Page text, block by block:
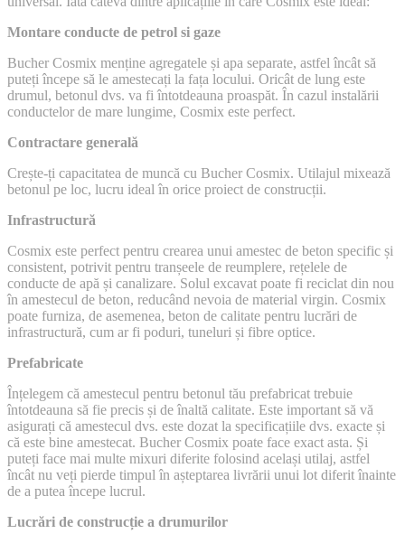
Montare conducte de petrol si gaze
Bucher Cosmix menține agregatele și apa separate, astfel încât să
puteți începe să le amestecați la fața locului. Oricât de lung este
drumul, betonul dvs. va fi întotdeauna proaspăt. În cazul instalării
conductelor de mare lungime, Cosmix este perfect.
Contractare generală
Crește-ți capacitatea de muncă cu Bucher Cosmix. Utilajul mixează
betonul pe loc, lucru ideal în orice proiect de construcții.
Infrastructură
Cosmix este perfect pentru crearea unui amestec de beton specific și
consistent, potrivit pentru tranșeele de reumplere, rețelele de
conducte de apă și canalizare. Solul excavat poate fi reciclat din nou
în amestecul de beton, reducând nevoia de material virgin. Cosmix
poate furniza, de asemenea, beton de calitate pentru lucrări de
infrastructură, cum ar fi poduri, tuneluri și fibre optice.
Prefabricate
Înțelegem că amestecul pentru betonul tău prefabricat trebuie
întotdeauna să fie precis și de înaltă calitate. Este important să vă
asigurați că amestecul dvs. este dozat la specificațiile dvs. exacte și
că este bine amestecat. Bucher Cosmix poate face exact asta. Și
puteți face mai multe mixuri diferite folosind același utilaj, astfel
încât nu veți pierde timpul în așteptarea livrării unui lot diferit înainte
de a putea începe lucrul.
Lucrări de construcție a drumurilor